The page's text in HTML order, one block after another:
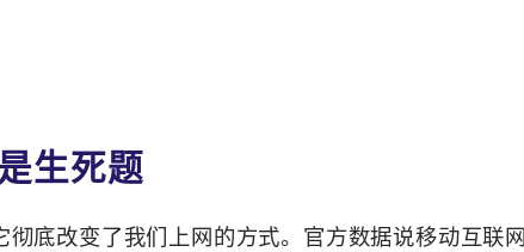
生死题
底改变了我们上网的方式。官方数据说移动互联网